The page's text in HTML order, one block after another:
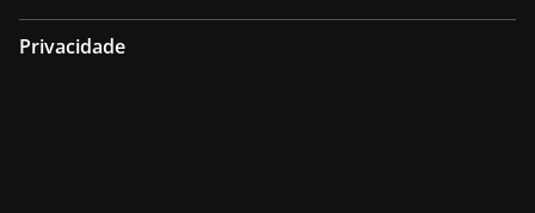
Privacidade